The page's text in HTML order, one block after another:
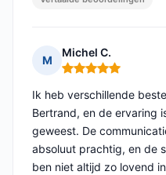
M
Michel C.
Opmerking: 5 van 5
Ik heb verschillende
Bertrand, en de ervaring
geweest. De
absoluut prachtig, en de
ben niet altijd zo lovend